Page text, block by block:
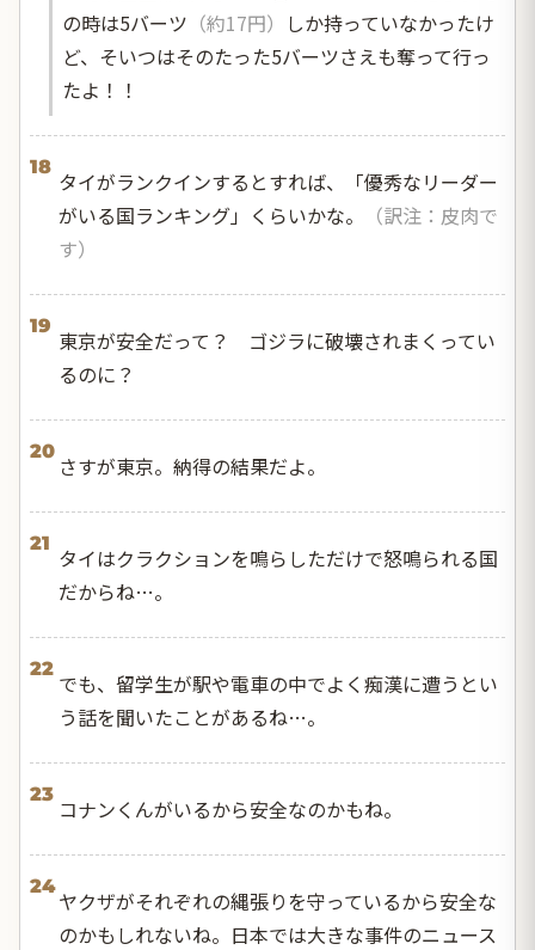
の時は5バーツ （約17円） しか持っていなかったけ
ど、そいつはそのたった5バーツさえも奪って行っ
たよ！！
18
タイがランクインするとすれば、「優秀なリーダー
がいる国ランキング」くらいかな。
（訳注：皮肉で
す）
19
東京が安全だって？ ゴジラに破壊されまくってい
るのに？
20
さすが東京。納得の結果だよ。
21
タイはクラクションを鳴らしただけで怒鳴られる国
だからね…。
22
でも、留学生が駅や電車の中でよく痴漢に遭うとい
う話を聞いたことがあるね…。
23
コナンくんがいるから安全なのかもね。
24
ヤクザがそれぞれの縄張りを守っているから安全な
のかもしれないね。日本では大きな事件のニュース